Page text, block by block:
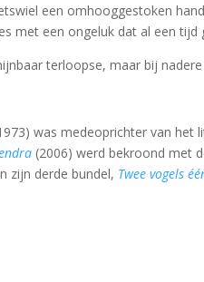
een omhooggestoken
met een ongeluk dat al een
terloopse, maar bij
was medeoprichter van
(2006) werd bekroond met
zijn derde bundel, Twee vogels